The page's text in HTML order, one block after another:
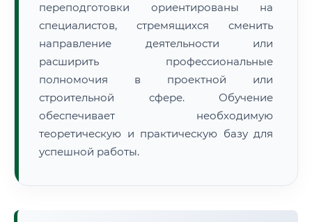
переподготовки ориентированы на
специалистов, стремящихся сменить
направление деятельности или
расширить профессиональные
полномочия в проектной или
строительной сфере. Обучение
обеспечивает необходимую
теоретическую и практическую базу для
успешной работы.